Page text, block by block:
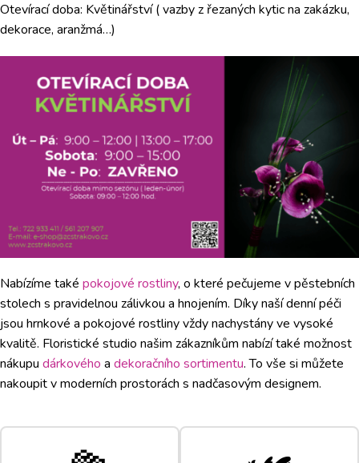
Otevírací doba: Květinářství ( vazby z řezaných kytic na zakázku,
dekorace, aranžmá…)
Nabízíme také pokojové rostliny, o které pečujeme v pěstebních
stolech s pravidelnou zálivkou a hnojením. Díky naší denní péči
jsou hrnkové a pokojové rostliny vždy nachystány ve vysoké
kvalitě. Floristické studio našim zákazníkům nabízí také možnost
nákupu dárkového a dekoračního sortimentu. To vše si můžete
nakoupit v moderních prostorách s nadčasovým designem.